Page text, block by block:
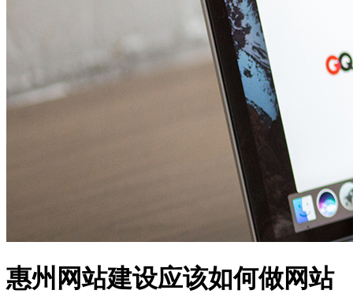
惠州网站建设应该如何做网站